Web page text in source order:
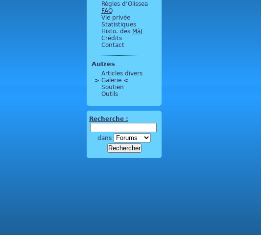
Règles d’Olissea
FAQ
Vie privée
Statistiques
Histo. des MàJ
Crédits
Contact
Autres
Articles divers
> Galerie <
Soutien
Outils
Recherche :
dans